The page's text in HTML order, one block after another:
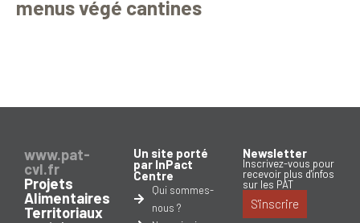
menus végé cantines
www.pat-
cvl.fr
Projets
Alimentaires
Territoriaux
Un site porté
par InPact
Centre
Qui sommes-
nous ?
Newsletter
Inscrivez-vous pour
recevoir plus d'infos
sur les PAT
S'inscrire